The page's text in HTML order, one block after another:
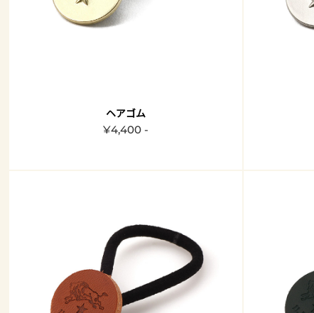
ヘアゴム
¥4,400 -